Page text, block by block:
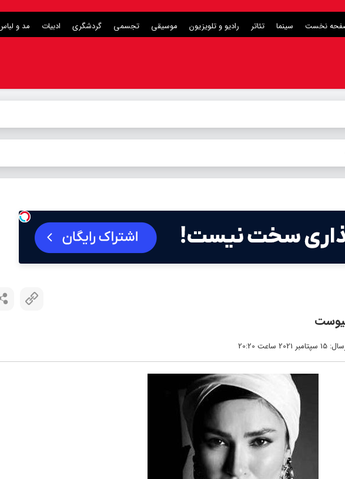
نخست سینما تئاتر رادیو و تلویزیون موسیقی تجسمی گردشگری ادبیات مد و
20:20